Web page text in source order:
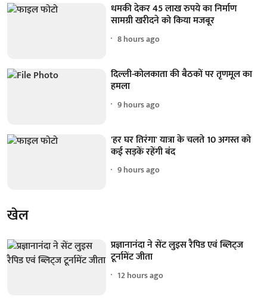
धमकी देकर 45 लाख रुपये का निर्माण
सामग्री खरीदने को किया मजबूर
8 hours ago
दिल्ली-कोलकाता की बैठकों पर तृणमूल का
हमला
9 hours ago
'हर घर तिरंगा' यात्रा के चलते 10 अगस्त को
कई सड़कें रहेंगी बंद
9 hours ago
खेल
प्रज्ञानानंदा ने सेंट लुइस रैपिड एवं ब्लिट्ज
टूर्नामेंट जीता
12 hours ago